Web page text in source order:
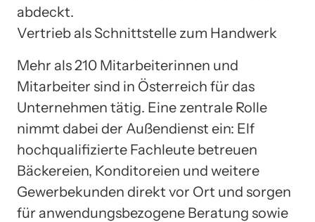
abdeckt.
Vertrieb als Schnittstelle zum Handwerk
Mehr als 210 Mitarbeiterinnen und
Mitarbeiter sind in Österreich für das
Unternehmen tätig. Eine zentrale Rolle
nimmt dabei der Außendienst ein: Elf
hochqualifizierte Fachleute betreuen
Bäckereien, Konditoreien und weitere
Gewerbekunden direkt vor Ort und sorgen
für anwendungsbezogene Beratung sowie